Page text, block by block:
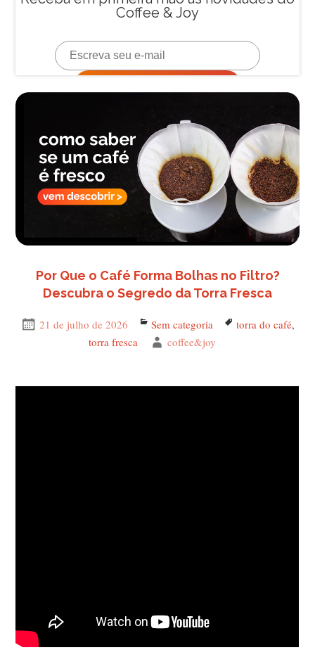
Por Que o Café Forma Bolhas no Filtro?
Descubra o Segredo da Torra Fresca
Publicado
21 de julho de 2026 Categorias
Sem categoria Tags
torra do café,
torra fresca
Autor
coffee&joy